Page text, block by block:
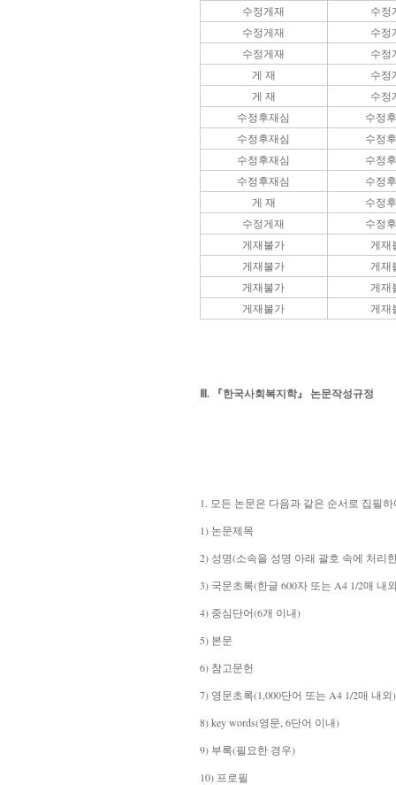
수정게재
수정
수정게재
수정
수정게재
수정
게 재
수정
게 재
수정
수정후재심
수정
수정후재심
수정
수정후재심
수정
수정후재심
수정
게 재
수정
수정게재
수정
게재불가
게재
게재불가
게재
게재불가
게재
게재불가
게재
Ⅲ. 『한국사회복지학』 논문작성규정
1. 모든 논문은 다음과 같은 순서로 집필
1) 논문제목
2) 성명(소속을 성명 아래 괄호 속에 처리
3) 국문초록(한글 600자 또는 A4 1/2매 내
4) 중심단어(6개 이내)
5) 본문
6) 참고문헌
7) 영문초록(1,000단어 또는 A4 1/2매 내
8) key words(영문, 6단어 이내)
9) 부록(필요한 경우)
10) 프로필